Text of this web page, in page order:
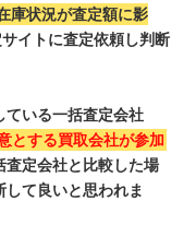
庫状況が査定額に影
イトに査定依頼し判断
ている一括査定会社
とする買取会社が参加
査定会社と比較した場
て良いと思われま